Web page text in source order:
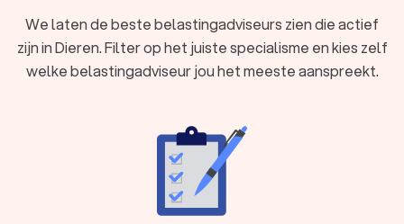
We laten de beste belastingadviseurs zien die actief
zijn in Dieren. Filter op het juiste specialisme en kies zelf
welke belastingadviseur jou het meeste aanspreekt.